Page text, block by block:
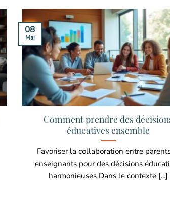
Comment prendre des
éducatives ensemble
Favoriser la collaboration entre
enseignants pour des décisions
harmonieuses Dans le contexte [...]
08
Mai